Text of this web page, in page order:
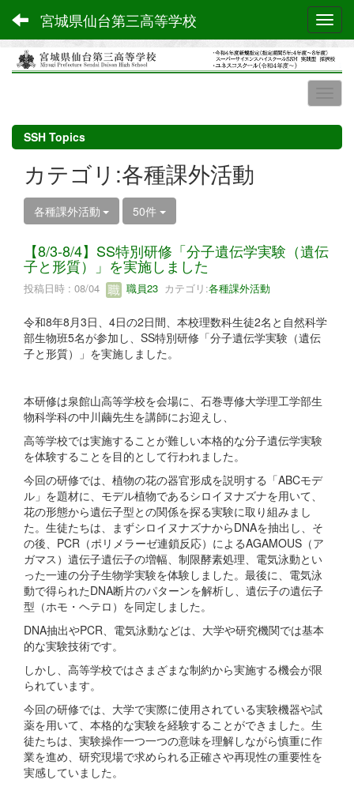
宮城県仙台第三高等学校
SSH Topics
カテゴリ:各種課外活動
各種課外活動 50件
【8/3-8/4】SS特別研修「分子遺伝学実験（遺伝
子と形質）」を実施しました
投稿日時 : 08/04 職員23 カテゴリ:各種課外活動
令和8年8月3日、4日の2日間、本校理数科生徒2名と自然科学
部生物班5名が参加し、SS特別研修「分子遺伝学実験（遺伝
子と形質）」を実施しました。
本研修は泉館山高等学校を会場に、石巻専修大学理工学部生
物科学科の中川繭先生を講師にお迎えし、
高等学校では実施することが難しい本格的な分子遺伝学実験
を体験することを目的として行われました。
今回の研修では、植物の花の器官形成を説明する「ABCモデ
ル」を題材に、モデル植物であるシロイヌナズナを用いて、
花の形態から遺伝子型との関係を探る実験に取り組みまし
た。生徒たちは、まずシロイヌナズナからDNAを抽出し、そ
の後、PCR（ポリメラーゼ連鎖反応）によるAGAMOUS（ア
ガマス）遺伝子遺伝子の増幅、制限酵素処理、電気泳動とい
った一連の分子生物学実験を体験しました。最後に、電気泳
動で得られたDNA断片のパターンを解析し、遺伝子の遺伝子
型（ホモ・ヘテロ）を同定しました。
DNA抽出やPCR、電気泳動などは、大学や研究機関では基本
的な実験技術です。
しかし、高等学校ではさまざまな制約から実施する機会が限
られています。
今回の研修では、大学で実際に使用されている実験機器や試
薬を用いて、本格的な実験を経験することができました。生
徒たちは、実験操作一つ一つの意味を理解しながら慎重に作
業を進め、研究現場で求められる正確さや再現性の重要性を
実感していました。